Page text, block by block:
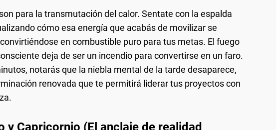
para la transmutación del calor. Sentate con la espalda
cómo esa energía que acabás de movilizar se
en combustible puro para tus metas. El fuego
deja de ser un incendio para convertirse en un faro.
notarás que la niebla mental de la tarde desaparece,
renovada que te permitirá liderar tus proyectos con
y Capricornio (El anclaje de realidad